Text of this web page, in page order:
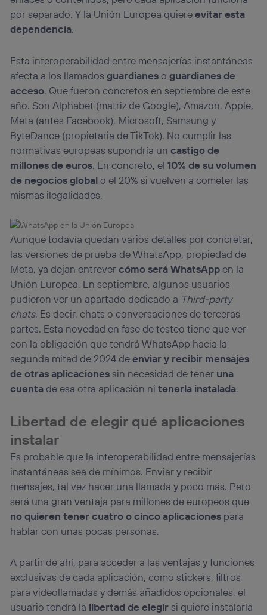
por separado. Y la Unión Europea quiereevitar esta
dependencia.
Esta interoperabilidad entre mensajerías instantáneas
afecta a los llamadosguardianesoguardianes de
acceso. Que fueron concretos en septiembre de este
año. Son Alphabet (matriz de Google), Amazon, Apple,
Meta (antes Facebook), Microsoft, Samsung y
ByteDance (propietaria de TikTok). No cumplir las
normativas europeas supondría uncastigo de
millones de euros. En concreto, el10% de su volumen
de negocios globalo el 20% si vuelven a cometer las
mismas ilegalidades.
Aunque todavía quedan varios detalles por concretar,
las versiones de prueba de WhatsApp, propiedad de
Meta, ya dejan entrevercómo será WhatsAppen la
Unión Europea. En septiembre, algunos usuarios
pudieron ver un apartado dedicado a Third-party
chats. Es decir, chats o conversaciones de terceras
partes. Esta novedad en fase de testeo tiene que ver
con la obligación que tendrá WhatsApp hacia la
segunda mitad de 2024 deenviar y recibir mensajes
de otras aplicacionessin necesidad de tener una
cuentade esa otra aplicación nitenerla instalada.
Libertad de elegir qué aplicaciones
instalar
Es probable que la interoperabilidad entre mensajerías
instantáneas sea de mínimos. Enviar y recibir
mensajes, tal vez hacer una llamada y poco más. Pero
será una gran ventaja para millones de europeos que
no quieren tener cuatro o cinco aplicaciones para
hablar con unas pocas personas.
A partir de ahí, para acceder a las ventajas y funciones
exclusivas de cada aplicación, como stickers, filtros
para videollamadas y demás añadidos opcionales, el
usuario tendrá la libertad de elegirsi quiere instalarla